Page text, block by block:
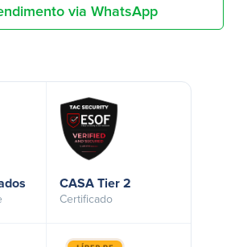
via WhatsApp
CASA Tier 2
Certificado